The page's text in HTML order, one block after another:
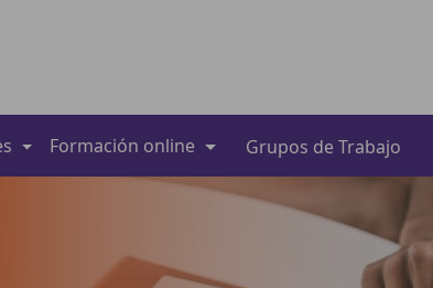
Formación online Grupos de Trabajo